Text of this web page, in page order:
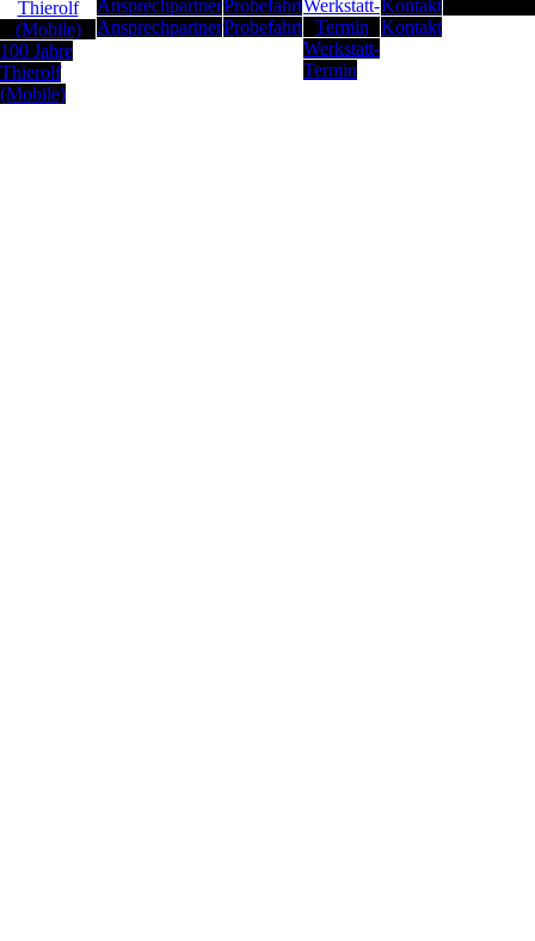
100 Jahre
Thierolf
(Mobile)
AnsprechpartnerProbefahrt
Werkstatt-
Termin
Kontakt